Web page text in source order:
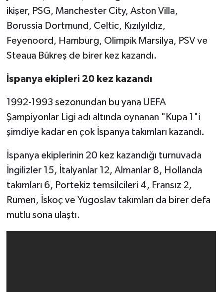
ikişer, PSG, Manchester City, Aston Villa,
Borussia Dortmund, Celtic, Kızılyıldız,
Feyenoord, Hamburg, Olimpik Marsilya, PSV ve
Steaua Bükreş de birer kez kazandı.
İspanya ekipleri 20 kez kazandı
1992-1993 sezonundan bu yana UEFA
Şampiyonlar Ligi adı altında oynanan "Kupa 1"i
şimdiye kadar en çok İspanya takımları kazandı.
İspanya ekiplerinin 20 kez kazandığı turnuvada
İngilizler 15, İtalyanlar 12, Almanlar 8, Hollanda
takımları 6, Portekiz temsilcileri 4, Fransız 2,
Rumen, İskoç ve Yugoslav takımları da birer defa
mutlu sona ulaştı.